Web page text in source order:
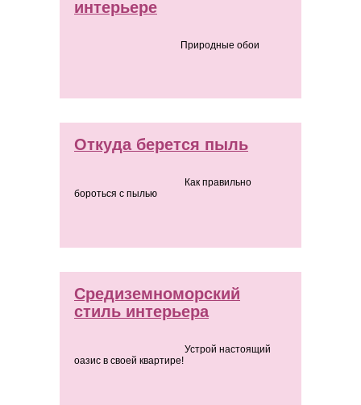
интерьере
Природные обои
Откуда берется пыль
Как правильно
бороться с пылью
Средиземноморский
стиль интерьера
Устрой настоящий
оазис в своей квартире!